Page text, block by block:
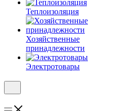
Теплоизоляция
Хозяйственные
принадлежности
Электротовары